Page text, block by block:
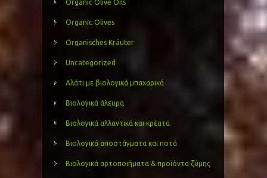
Organic Olive Oils
Organic Olives
Organisches Kräuter
Uncategorized
Αλάτι με βιολογικά μπαχαρικά
Βιολογικά άλευρα
Βιολογικά αλλαντικά και κρέατα
Βιολογικά αποστάγματα και ποτά
Βιολογικά αρτοποιήματα & προϊόντα ζύμης